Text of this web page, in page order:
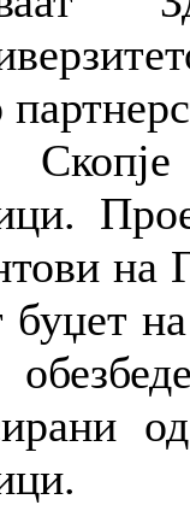
буџет